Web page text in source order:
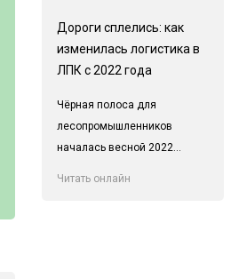
Дороги сплелись: как
изменилась логистика в
ЛПК с 2022 года
Чёрная полоса для
лесопромышленников
началась весной 2022...
Читать онлайн